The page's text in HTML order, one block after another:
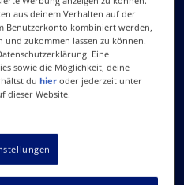
beispielsweise ein
Rabatte,
Teilnahmen
in Ihrer
der Nestlé-
Arbeitsbeziehung
aus deinem Verhalten auf der
Benutzerkonto kombiniert werden,
zukommen lassen zu können.
Eine
sowie die Möglichkeit, deine
duhier oder jederzeit unter
dieser Website.